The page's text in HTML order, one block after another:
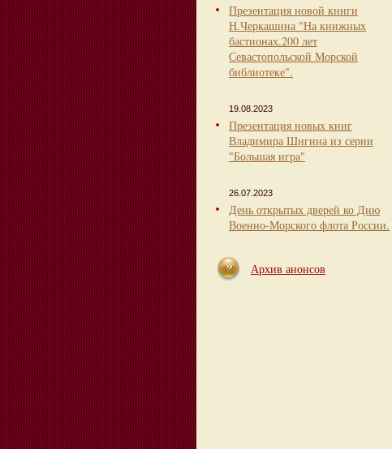
Презентация новой книги
Н.Черкашина "На книжных
бастионах.200 лет
Севастопольской Морской
библиотеке".
19.08.2023
Презентация новых книг
Владимира Шигина из серии
"Большая игра"
26.07.2023
День открытых дверей ко Дню
Военно-Морского флота России.
Архив анонсов